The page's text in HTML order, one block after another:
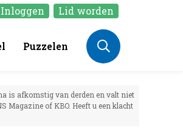
Inloggen Lid worden
Puzzelen
is afkomstig van derden en valt niet
Magazine of KBO. Heeft u een klacht